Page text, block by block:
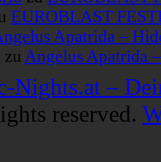
EUROBLAST
Apatrida –
zu Angelus Apatrida
Nights.at –
reserved.